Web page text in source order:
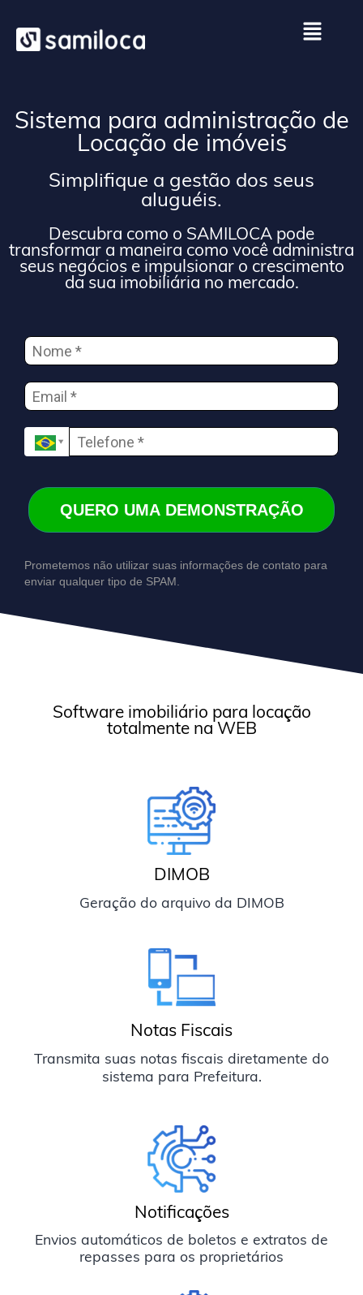
Sistema para administração de
Locação de imóveis
Simplifique a gestão dos seus
aluguéis.
Descubra como o SAMILOCA pode
transformar a maneira como você administra
seus negócios e impulsionar o crescimento
da sua imobiliária no mercado.
QUERO UMA DEMONSTRAÇÃO
Prometemos não utilizar suas informações de contato para
enviar qualquer tipo de SPAM.
Software imobiliário para locação
totalmente na WEB
DIMOB
Geração do arquivo da DIMOB
Notas Fiscais
Transmita suas notas fiscais diretamente do
sistema para Prefeitura.
Notificações
Envios automáticos de boletos e extratos de
repasses para os proprietários